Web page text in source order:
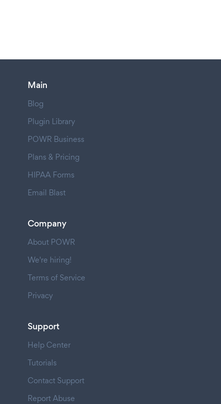
Main
Blog
Plugin Library
POWR Business
Plans & Pricing
HIPAA Forms
Email Blast
Company
About POWR
We're hiring!
Terms of Service
Privacy
Support
Help Center
Tutorials
Contact Support
Report Abuse